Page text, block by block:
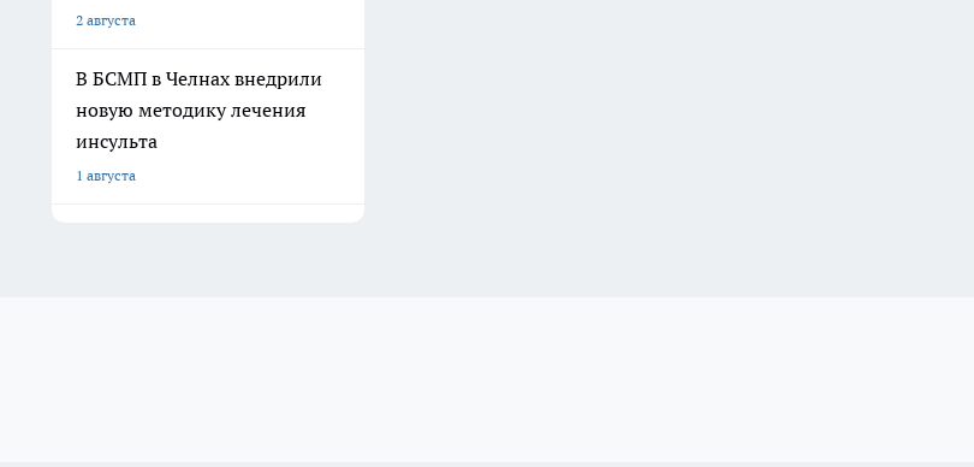
2 августа
В БСМП в Челнах внедрили
новую методику лечения
инсульта
1 августа